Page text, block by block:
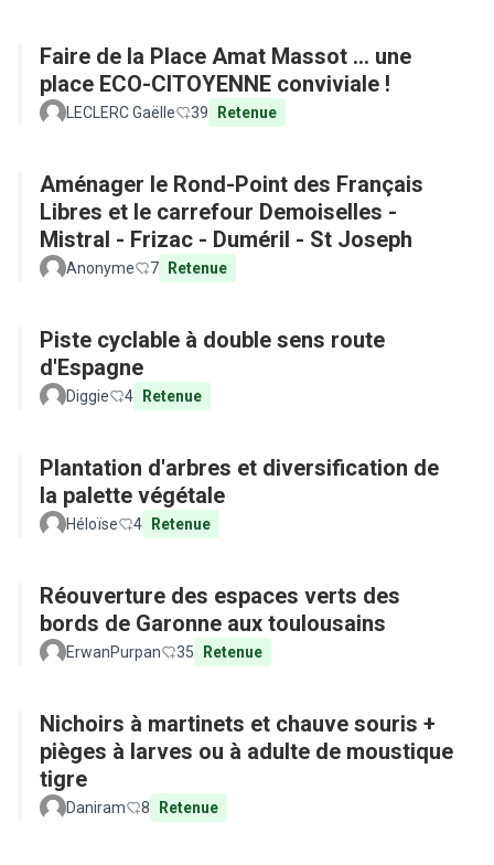
Faire de la Place Amat Massot ... une
place ECO-CITOYENNE conviviale !
LECLERC Gaëlle 39 Retenue
Aménager le Rond-Point des Français
Libres et le carrefour Demoiselles -
Mistral - Frizac - Duméril - St Joseph
Anonyme 7 Retenue
Piste cyclable à double sens route
d'Espagne
Diggie 4 Retenue
Plantation d'arbres et diversification de
la palette végétale
Héloïse 4 Retenue
Réouverture des espaces verts des
bords de Garonne aux toulousains
ErwanPurpan 35 Retenue
Nichoirs à martinets et chauve souris +
pièges à larves ou à adulte de moustique
tigre
Daniram 8 Retenue